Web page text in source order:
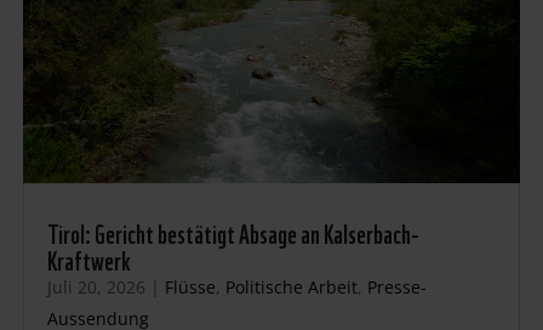
Tirol: Gericht bestätigt Absage an Kalserbach-
Kraftwerk
Juli 20, 2026 | Flüsse, Politische Arbeit, Presse-
Aussendung